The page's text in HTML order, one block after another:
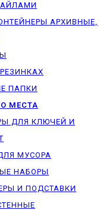
АРХИВНЫЕ,
ПАПКИ
МЕСТА
ДЛЯ КЛЮЧЕЙ И
МУСОРА
НАБОРЫ
И ПОДСТАВКИ